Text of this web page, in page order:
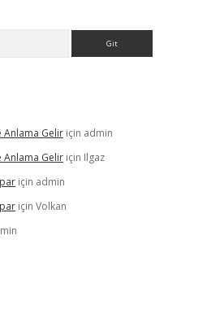
Anlama Gelir için admin
Anlama Gelir için Ilgaz
için admin
için Volkan